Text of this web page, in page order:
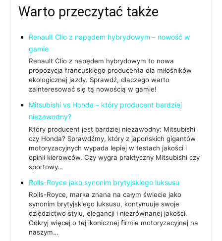
Warto przeczytać także
Renault Clio z napędem hybrydowym – nowość w
gamie
Renault Clio z napędem hybrydowym to nowa
propozycja francuskiego producenta dla miłośników
ekologicznej jazdy. Sprawdź, dlaczego warto
zainteresować się tą nowością w gamie!
Mitsubishi vs Honda – który producent bardziej
niezawodny?
Który producent jest bardziej niezawodny: Mitsubishi
czy Honda? Sprawdźmy, który z japońskich gigantów
motoryzacyjnych wypada lepiej w testach jakości i
opinii kierowców. Czy wygra praktyczny Mitsubishi czy
sportowy…
Rolls-Royce jako synonim brytyjskiego luksusu
Rolls-Royce, marka znana na całym świecie jako
synonim brytyjskiego luksusu, kontynuuje swoje
dziedzictwo stylu, elegancji i niezrównanej jakości.
Odkryj więcej o tej ikonicznej firmie motoryzacyjnej na
naszym…